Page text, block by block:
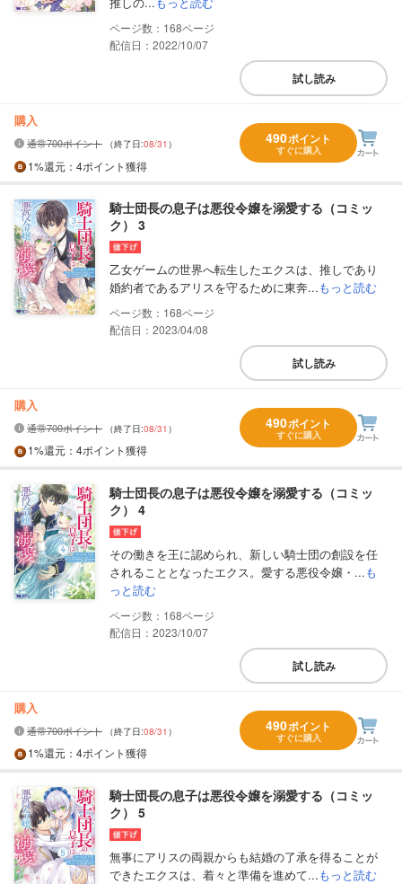
168
配信日：2022/10/07
試し読み
購入
通常700ポイント （終了日:08/31 ）
1%還元 ：4ポイント獲得
490ポイント
すぐに購入
騎士団長の息子は悪役令嬢を溺愛する（コミッ
ク） 3
乙女ゲームの世界へ転生したエクスは、推しであり
婚約者であるアリスを守るために東奔...もっと読む
168
配信日：2023/04/08
試し読み
購入
通常700ポイント （終了日:08/31 ）
1%還元 ：4ポイント獲得
490ポイント
すぐに購入
騎士団長の息子は悪役令嬢を溺愛する（コミッ
ク） 4
その働きを王に認められ、新しい騎士団の創設を任
されることとなったエクス。愛する悪役令嬢・...も
っと読む
168
配信日：2023/10/07
試し読み
購入
通常700ポイント （終了日:08/31 ）
1%還元 ：4ポイント獲得
490ポイント
すぐに購入
騎士団長の息子は悪役令嬢を溺愛する（コミッ
ク） 5
無事にアリスの両親からも結婚の了承を得ることが
できたエクスは、着々と準備を進めて...もっと読む